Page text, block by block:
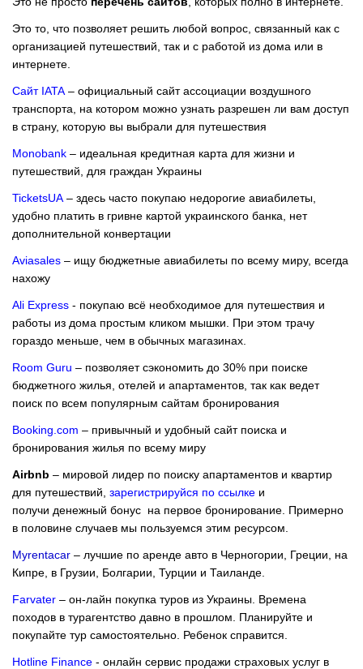
Это то, что позволяет решить любой вопрос, связанный как с
организацией путешествий, так и с работой из дома или в
интернете.
Сайт IATA – официальный сайт ассоциации воздушного
транспорта, на котором можно узнать разрешен ли вам доступ
в страну, которую вы выбрали для путешествия
Monobank – идеальная кредитная карта для жизни и
путешествий, для граждан Украины
TicketsUA – здесь часто покупаю недорогие авиабилеты,
удобно платить в гривне картой украинского банка, нет
дополнительной конвертации
Aviasales – ищу бюджетные авиабилеты по всему миру, всегда
нахожу
Ali Express - покупаю всё необходимое для путешествия и
работы из дома простым кликом мышки. При этом трачу
гораздо меньше, чем в обычных магазинах.
Room Guru – позволяет сэкономить до 30% при поиске
бюджетного жилья, отелей и апартаментов, так как ведет
поиск по всем популярным сайтам бронирования
Booking.com – привычный и удобный сайт поиска и
бронирования жилья по всему миру
Airbnb – мировой лидер по поиску апартаментов и квартир
для путешествий, зарегистрируйся по ссылке и
получи денежный бонус на первое бронирование. Примерно
в половине случаев мы пользуемся этим ресурсом.
Myrentacar – лучшие по аренде авто в Черногории, Греции, на
Кипре, в Грузии, Болгарии, Турции и Таиланде.
Farvater – он-лайн покупка туров из Украины. Времена
походов в турагентство давно в прошлом. Планируйте и
покупайте тур самостоятельно. Ребенок справится.
Hotline Finance - онлайн сервис продажи страховых услуг в